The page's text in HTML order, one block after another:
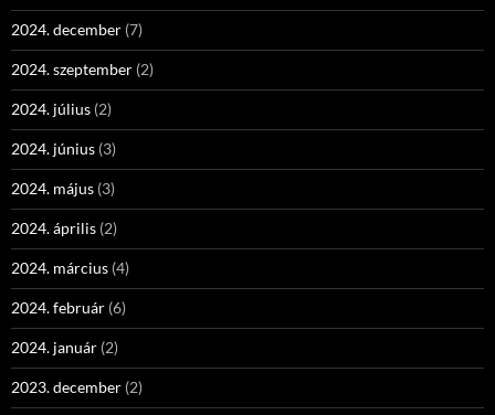
2024. december (7)
2024. szeptember (2)
2024. július (2)
2024. június (3)
2024. május (3)
2024. április (2)
2024. március (4)
2024. február (6)
2024. január (2)
2023. december (2)